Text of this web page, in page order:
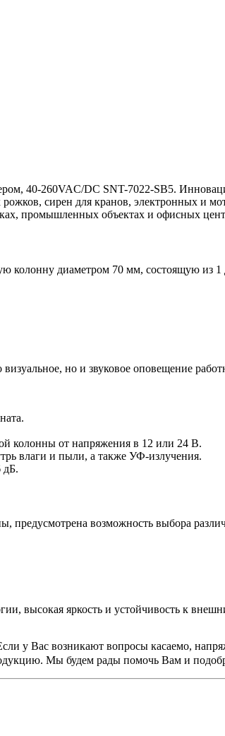
40-260VAC/DC SNT-7022-SB5.
сирен для кранов, электронных и
промышленных объектах и офисных
колонну диаметром 70 мм, состоящую из
визуальное, но и звуковое оповещение
колонны от напряжения в 12 или 24 В.
влаги и пыли, а также УФ-излучения.
дБ.
предусмотрена возможность выбора
высокая яркость и устойчивость к
у Вас возникают вопросы касаемо,
Мы будем рады помочь Вам и